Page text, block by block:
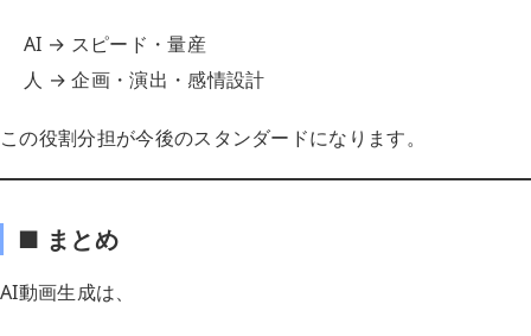
AI → スピード・量産
人 → 企画・演出・感情設計
この役割分担が今後のスタンダードになります。
■ まとめ
AI動画生成は、